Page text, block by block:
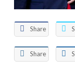
Share
Share